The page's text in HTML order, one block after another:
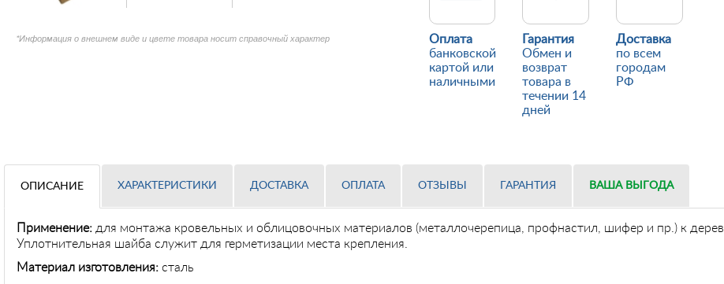
*Информация о внешнем виде и цвете товара носит справочный характер
Оплата
банковской
картой или
наличными
Гарантия
Обмен и
возврат
товара в
течении 14
дней
Доставка
по всем
городам
РФ
ОПИСАНИЕ ХАРАКТЕРИСТИКИ ДОСТАВКА ОПЛАТА ОТЗЫВЫ ГАРАНТИЯ ВАША ВЫГОДА
Применение: для монтажа кровельных и облицовочных материалов (металлочерепица, профнастил, шифер и пр.) к
Уплотнительная шайба служит для герметизации места крепления.
Материал изготовления: сталь